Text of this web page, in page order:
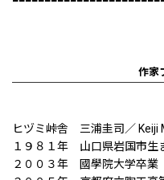
作家
ヒヅミ峠舎 三浦圭司／ Keiji
１９８１年 山口県岩国市生
２００３年 國學院大学卒業